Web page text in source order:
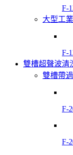
F-
大型工
F-
雙槽超聲波清
雙槽帶
F-
F-